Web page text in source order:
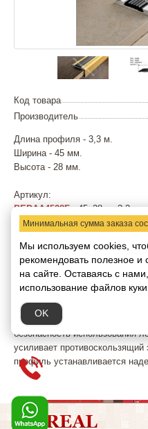
Код товара
Производитель
Длина профиля - 3,3 м.
Ширина - 45 мм.
Высота - 28 мм.
Артикул:
PEDAA4528F- 45х28мм 3,3м
серебро матовое
бронза
Угловой профиль для
сменным вкладышем из
скрывает дефекты укладки.
безопасность использования
усиливает
профиль устанавливается
Минимальная сумма заказа
Мы используем cookies,
рекомендовать полезное и
на сайте. Оставаясь с
использование файлов куки.
OK